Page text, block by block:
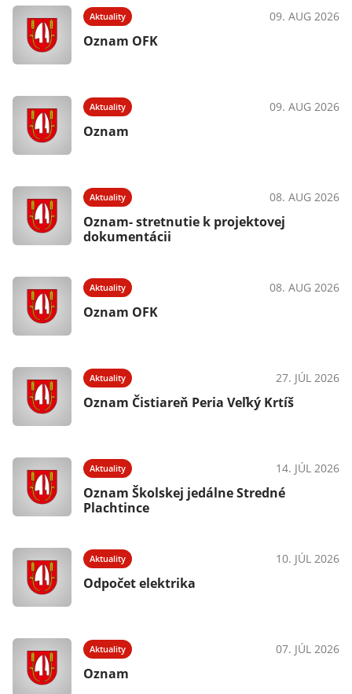
Aktuality 09. AUG 2026
Oznam OFK
Aktuality 09. AUG 2026
Oznam
Aktuality 08. AUG 2026
Oznam- stretnutie k projektovej
dokumentácii
Aktuality 08. AUG 2026
Oznam OFK
Aktuality 27. JÚL 2026
Oznam Čistiareň Peria Veľký Krtíš
Aktuality 14. JÚL 2026
Oznam Školskej jedálne Stredné
Plachtince
Aktuality 10. JÚL 2026
Odpočet elektrika
Aktuality 07. JÚL 2026
Oznam